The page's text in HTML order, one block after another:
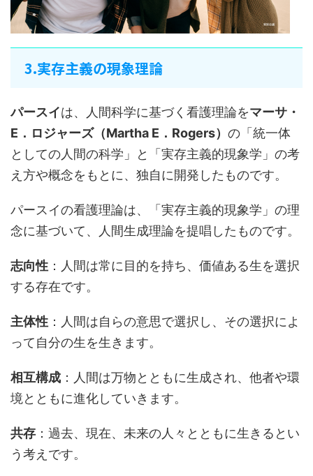
3.実存主義の現象理論
パースイは、人間科学に基づく看護理論をマーサ・
E．ロジャーズ（Martha E．Rogers） の「統一体
としての人間の科学」と「実存主義的現象学」の考
え方や概念をもとに、独自に開発したものです。
パースイの看護理論は、「実存主義的現象学」の理
念に基づいて、人間生成理論を提唱したものです。
志向性 ：人間は常に目的を持ち、価値ある生を選択
する存在です。
主体性 ：人間は自らの意思で選択し、その選択によ
って自分の生を生きます。
相互構成 ：人間は万物とともに生成され、他者や環
境とともに進化していきます。
共存 ：過去、現在、未来の人々とともに生きるとい
う考えです。